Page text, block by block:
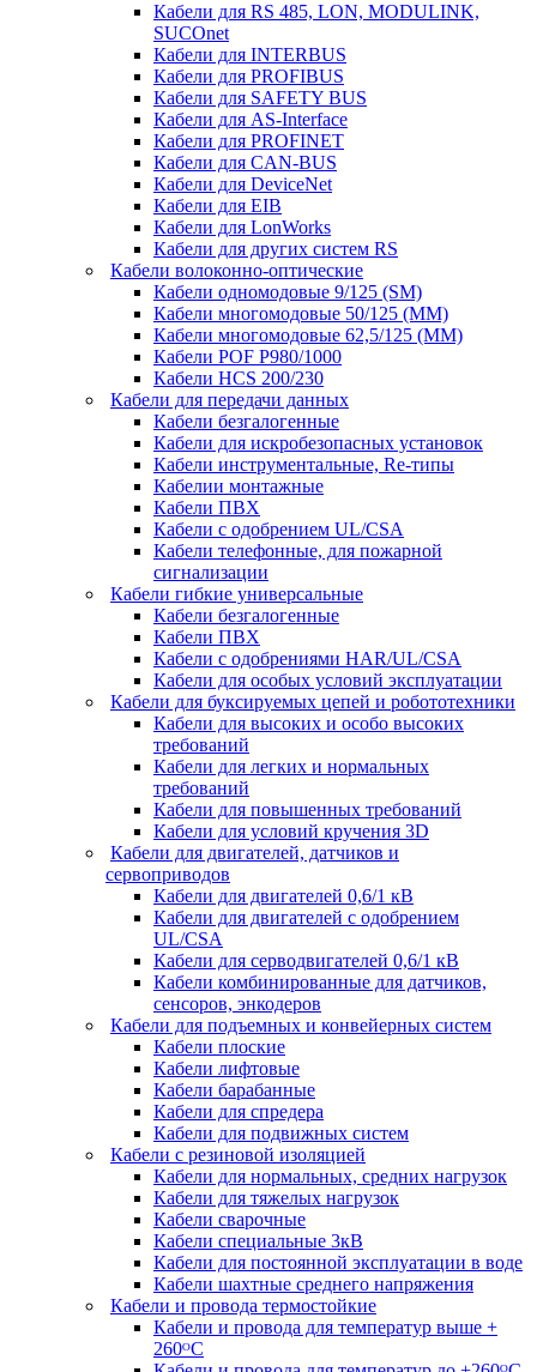
Кабели для RS 485, LON, MODULINK,
SUCOnet
Кабели для INTERBUS
Кабели для PROFIBUS
Кабели для SAFETY BUS
Кабели для AS-Interface
Кабели для PROFINET
Кабели для CAN-BUS
Кабели для DeviceNet
Кабели для EIB
Кабели для LonWorks
Кабели для других систем RS
Кабели волоконно-оптические
Кабели одномодовые 9/125 (SM)
Кабели многомодовые 50/125 (ММ)
Кабели многомодовые 62,5/125 (ММ)
Кабели POF P980/1000
Кабели HCS 200/230
Кабели для передачи данных
Кабели безгалогенные
Кабели для искробезопасных установок
Кабели инструментальные, Re-типы
Кабелии монтажные
Кабели ПВХ
Кабели с одобрением UL/CSA
Кабели телефонные, для пожарной
сигнализации
Кабели гибкие универсальные
Кабели безгалогенные
Кабели ПВХ
Кабели с одобрениями HAR/UL/CSA
Кабели для особых условий эксплуатации
Кабели для буксируемых цепей и робототехники
Кабели для высоких и особо высоких
требований
Кабели для легких и нормальных
требований
Кабели для повышенных требований
Кабели для условий кручения 3D
Кабели для двигателей, датчиков и
сервоприводов
Кабели для двигателей 0,6/1 кВ
Кабели для двигателей с одобрением
UL/CSA
Кабели для серводвигателей 0,6/1 кВ
Кабели комбинированные для датчиков,
cенсоров, энкодеров
Кабели для подъемных и конвейерных систем
Кабели плоские
Кабели лифтовые
Кабели барабанные
Кабели для спредера
Кабели для подвижных систем
Кабели с резиновой изоляцией
Кабели для нормальных, средних нагрузок
Кабели для тяжелых нагрузок
Кабели сварочные
Кабели специальные 3кВ
Кабели для постоянной эксплуатации в воде
Кабели шахтные среднего напряжения
Кабели и провода термостойкие
Кабели и провода для температур выше +
260ᴼС